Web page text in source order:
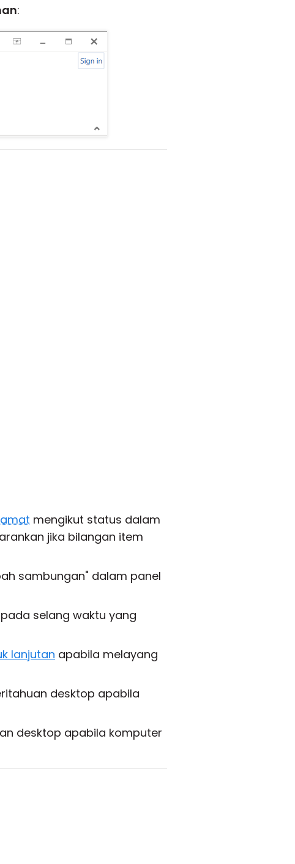
:
mengikut status dalam
jika bilangan item
sambungan" dalam panel
selang waktu yang
lanjutan apabila melayang
desktop apabila
desktop apabila komputer